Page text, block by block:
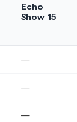
Echo
Show 15
—
—
—